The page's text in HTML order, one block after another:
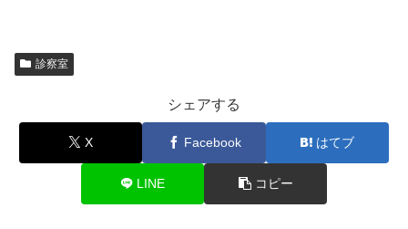
診察室
シェアする
X Facebook はてブ
LINE コピー